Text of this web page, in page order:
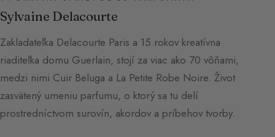
Sylvaine Delacourte
Zakladateľka Delacourte Paris a 15 rokov kreatívna
riaditeľka domu Guerlain, stojí za viac ako 70 vôňami,
medzi nimi Cuir Beluga a La Petite Robe Noire. Život
zasvätený umeniu parfumu, o ktorý sa tu delí
prostredníctvom surovín, akordov a príbehov tvorby.